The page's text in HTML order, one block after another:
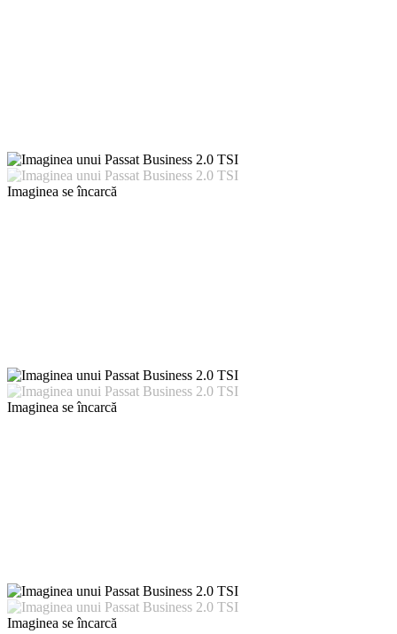
Imaginea se încarcă
Imaginea se încarcă
Imaginea se încarcă